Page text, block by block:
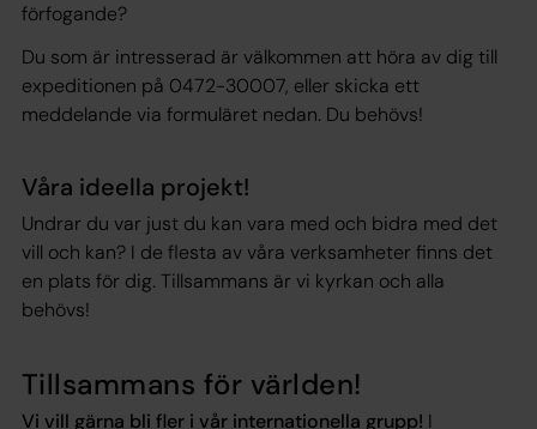
förfogande?
Du som är intresserad är välkommen att höra av dig till
expeditionen på 0472-30007, eller skicka ett
meddelande via formuläret nedan. Du behövs!
Våra ideella projekt!
Undrar du var just du kan vara med och bidra med det
vill och kan? I de flesta av våra verksamheter finns det
en plats för dig. Tillsammans är vi kyrkan och alla
behövs!
Tillsammans för världen!
Vi vill gärna bli fler i vår internationella grupp! I